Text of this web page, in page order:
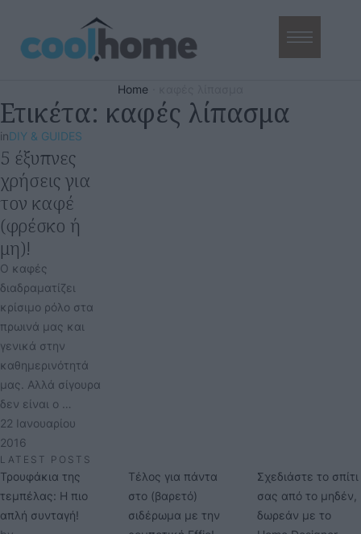
Home
Ετικέτα: καφές λίπασμα
inDIY & GUIDES
5 έξυπνες
χρήσεις για
τον καφέ
(φρέσκο ή
μη)!
Ο καφές
διαδραματίζει
κρίσιμο ρόλο στα
πρωινά μας και
γενικά στην
καθημερινότητά
μας. Αλλά σίγουρα
δεν είναι ο …
22 Ιανουαρίου
2016
LATEST POSTS
Τρουφάκια της
τεμπέλας: Η πιο
απλή συνταγή!
Τέλος για πάντα
στο (βαρετό)
σιδέρωμα με την
Σχεδιάστε το σπίτι
σας από το μηδέν,
δωρεάν με το